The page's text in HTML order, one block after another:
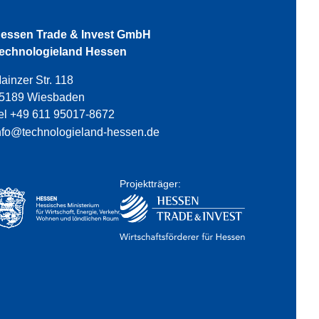
Trade & Invest GmbH
Hessen
Str. 118
Wiesbaden
+49 611 95017-8672
hessen.de
Projektträger: